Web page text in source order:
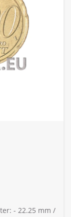
- 22.25 mm /